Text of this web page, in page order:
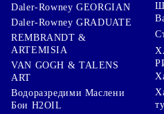
Daler-Rowney GEORGIAN
Daler-Rowney GRADUATE
REMBRANDT &
ARTEMISIA
VAN GOGH & TALENS
ART
Водоразредими Маслени
Бои H2OIL